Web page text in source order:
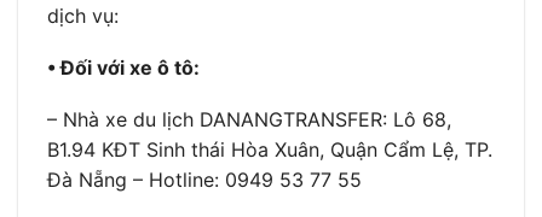
dịch vụ:
• Đối với xe ô tô:
– Nhà xe du lịch DANANGTRANSFER: Lô 68,
B1.94 KĐT Sinh thái Hòa Xuân, Quận Cẩm Lệ, TP.
Đà Nẵng – Hotline: 0949 53 77 55